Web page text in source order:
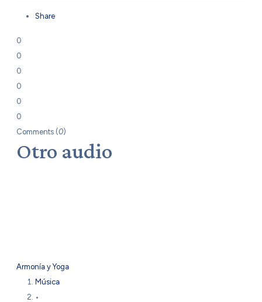
Share
0
0
0
0
0
0
Comments (0)
Otro audio
Armonía y Yoga
Música
•